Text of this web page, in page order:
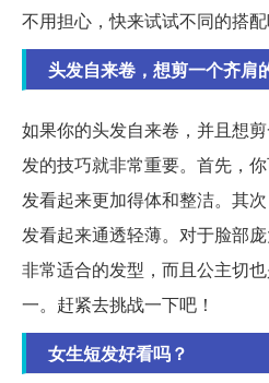
不用担心，快来试试不同的搭配
头发自来卷，想剪一个齐肩
如果你的头发自来卷，并且想
发的技巧就非常重要。首先，
发看起来更加得体和整洁。其
发看起来通透轻薄。对于脸部
非常适合的发型，而且公主切
一。赶紧去挑战一下吧！
女生短发好看吗？